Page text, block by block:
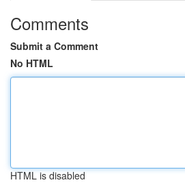
Comments
Submit a Comment
No HTML
HTML is disabled